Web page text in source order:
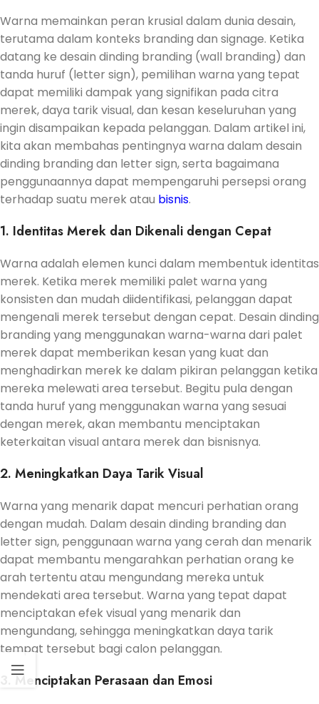
Warna memainkan peran krusial dalam dunia desain,
terutama dalam konteks branding dan signage. Ketika
datang ke desain dinding branding (wall branding) dan
tanda huruf (letter sign), pemilihan warna yang tepat
dapat memiliki dampak yang signifikan pada citra
merek, daya tarik visual, dan kesan keseluruhan yang
ingin disampaikan kepada pelanggan. Dalam artikel ini,
kita akan membahas pentingnya warna dalam desain
dinding branding dan letter sign, serta bagaimana
penggunaannya dapat mempengaruhi persepsi orang
terhadap suatu merek atau bisnis.
1. Identitas Merek dan Dikenali dengan Cepat
Warna adalah elemen kunci dalam membentuk identitas
merek. Ketika merek memiliki palet warna yang
konsisten dan mudah diidentifikasi, pelanggan dapat
mengenali merek tersebut dengan cepat. Desain dinding
branding yang menggunakan warna-warna dari palet
merek dapat memberikan kesan yang kuat dan
menghadirkan merek ke dalam pikiran pelanggan ketika
mereka melewati area tersebut. Begitu pula dengan
tanda huruf yang menggunakan warna yang sesuai
dengan merek, akan membantu menciptakan
keterkaitan visual antara merek dan bisnisnya.
2. Meningkatkan Daya Tarik Visual
Warna yang menarik dapat mencuri perhatian orang
dengan mudah. Dalam desain dinding branding dan
letter sign, penggunaan warna yang cerah dan menarik
dapat membantu mengarahkan perhatian orang ke
arah tertentu atau mengundang mereka untuk
mendekati area tersebut. Warna yang tepat dapat
menciptakan efek visual yang menarik dan
mengundang, sehingga meningkatkan daya tarik
tempat tersebut bagi calon pelanggan.
3. Menciptakan Perasaan dan Emosi